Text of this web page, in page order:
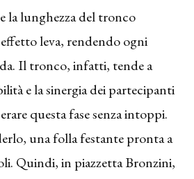
la lunghezza del tronco
leva, rendendo ogni
Il tronco, infatti, tende a
e la sinergia dei partecipanti
questa fase senza intoppi.
una folla festante pronta a
Quindi, in piazzetta Bronzini,